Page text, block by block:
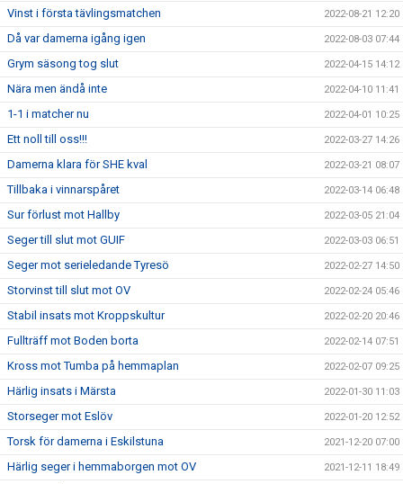
Vinst i första tävlingsmatchen 2022-08-21 12:20
Då var damerna igång igen 2022-08-03 07:44
Grym säsong tog slut 2022-04-15 14:12
Nära men ändå inte 2022-04-10 11:41
1-1 i matcher nu 2022-04-01 10:25
Ett noll till oss!!! 2022-03-27 14:26
Damerna klara för SHE kval 2022-03-21 08:07
Tillbaka i vinnarspåret 2022-03-14 06:48
Sur förlust mot Hallby 2022-03-05 21:04
Seger till slut mot GUIF 2022-03-03 06:51
Seger mot serieledande Tyresö 2022-02-27 14:50
Storvinst till slut mot OV 2022-02-24 05:46
Stabil insats mot Kroppskultur 2022-02-20 20:46
Fullträff mot Boden borta 2022-02-14 07:51
Kross mot Tumba på hemmaplan 2022-02-07 09:25
Härlig insats i Märsta 2022-01-30 11:03
Storseger mot Eslöv 2022-01-20 12:52
Torsk för damerna i Eskilstuna 2021-12-20 07:00
Härlig seger i hemmaborgen mot OV 2021-12-11 18:49